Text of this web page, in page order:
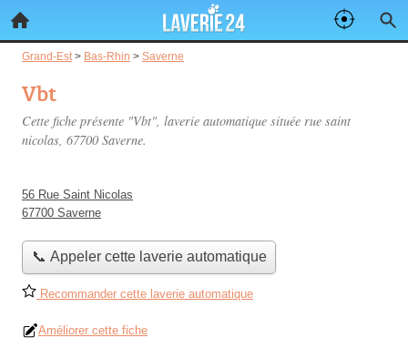
Grand-Est > Bas-Rhin > Saverne
Vbt
Cette fiche présente "Vbt", laverie automatique située rue saint
nicolas, 67700 Saverne.
56 Rue Saint Nicolas
67700 Saverne
📞 Appeler cette laverie automatique
Recommander cette laverie automatique
Améliorer cette fiche